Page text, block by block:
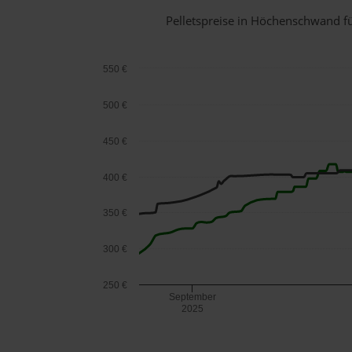
Pelletspreise in Höchenschwand
September
2025
250 €
300 €
350 €
400 €
450 €
500 €
550 €